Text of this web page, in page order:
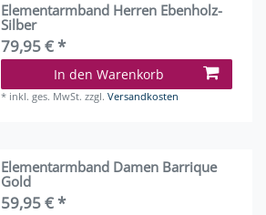
Elementarmband Herren Ebenholz-
Silber
79,95 € *
In den Warenkorb
* inkl. ges. MwSt. zzgl.Versandkosten
Elementarmband Damen Barrique
Gold
59,95 € *